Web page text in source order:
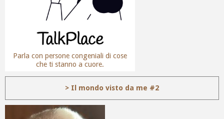
Parla con persone congeniali di cose
che ti stanno a cuore.
> Il mondo visto da me #2